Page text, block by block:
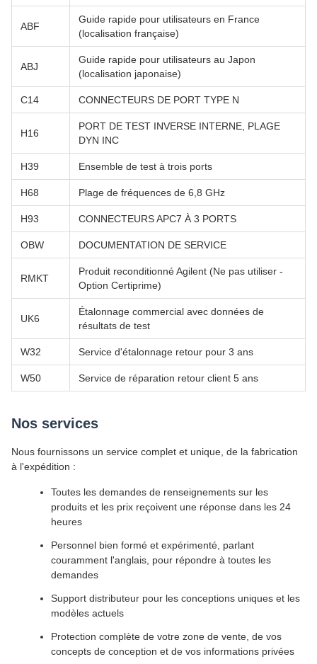
ABF
Guide rapide pour utilisateurs en France
(localisation française)
ABJ
Guide rapide pour utilisateurs au Japon
(localisation japonaise)
C14 CONNECTEURS DE PORT TYPE N
H16
PORT DE TEST INVERSE INTERNE, PLAGE
DYN INC
H39 Ensemble de test à trois ports
H68 Plage de fréquences de 6,8 GHz
H93 CONNECTEURS APC7 À 3 PORTS
OBW DOCUMENTATION DE SERVICE
RMKT
Produit reconditionné Agilent (Ne pas utiliser -
Option Certiprime)
UK6
Étalonnage commercial avec données de
résultats de test
W32 Service d'étalonnage retour pour 3 ans
W50 Service de réparation retour client 5 ans
Nos services
Nous fournissons un service complet et unique, de la fabrication
à l'expédition :
Toutes les demandes de renseignements sur les
produits et les prix reçoivent une réponse dans les 24
heures
Personnel bien formé et expérimenté, parlant
couramment l'anglais, pour répondre à toutes les
demandes
Support distributeur pour les conceptions uniques et les
modèles actuels
Protection complète de votre zone de vente, de vos
concepts de conception et de vos informations privées